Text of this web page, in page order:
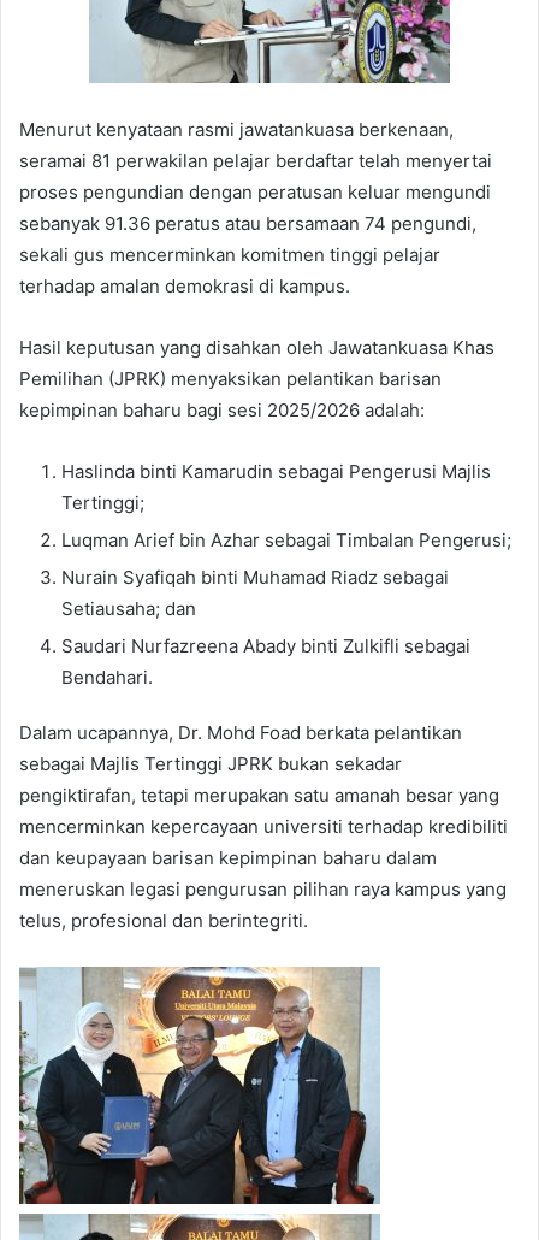
Menurut kenyataan rasmi jawatankuasa berkenaan,
seramai 81 perwakilan pelajar berdaftar telah menyertai
proses pengundian dengan peratusan keluar mengundi
sebanyak 91.36 peratus atau bersamaan 74 pengundi,
sekali gus mencerminkan komitmen tinggi pelajar
terhadap amalan demokrasi di kampus.
Hasil keputusan yang disahkan oleh Jawatankuasa Khas
Pemilihan (JPRK) menyaksikan pelantikan barisan
kepimpinan baharu bagi sesi 2025/2026 adalah:
Haslinda binti Kamarudin sebagai Pengerusi Majlis
Tertinggi;
Luqman Arief bin Azhar sebagai Timbalan Pengerusi;
Nurain Syafiqah binti Muhamad Riadz sebagai
Setiausaha; dan
Saudari Nurfazreena Abady binti Zulkifli sebagai
Bendahari.
Dalam ucapannya, Dr. Mohd Foad berkata pelantikan
sebagai Majlis Tertinggi JPRK bukan sekadar
pengiktirafan, tetapi merupakan satu amanah besar yang
mencerminkan kepercayaan universiti terhadap kredibiliti
dan keupayaan barisan kepimpinan baharu dalam
meneruskan legasi pengurusan pilihan raya kampus yang
telus, profesional dan berintegriti.